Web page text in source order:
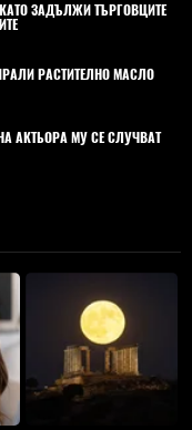
ЗАДЪЛЖИ ТЪРГОВЦИТЕ
РАСТИТЕЛНО МАСЛО
АКТЬОРА МУ СЕ СЛУЧВАТ